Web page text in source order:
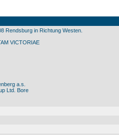
Rendsburg in Richtung Westen.
VICTORIAE
a.s.
Ltd. Bore